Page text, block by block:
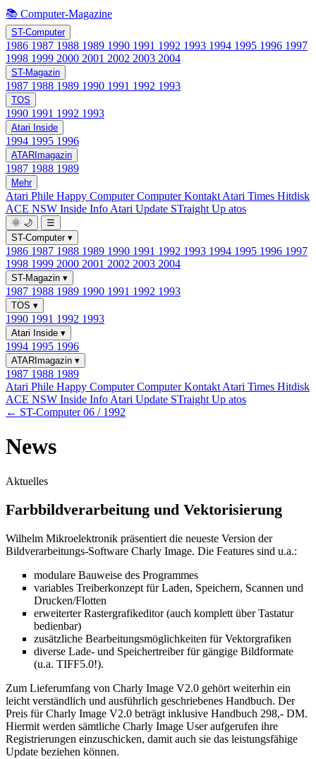
📚 Computer-Magazine
ST-Computer
1986 1987 1988 1989 1990 1991 1992 1993 1994 1995 1996 1997
1998 1999 2000 2001 2002 2003 2004
ST-Magazin
1987 1988 1989 1990 1991 1992 1993
TOS
1990 1991 1992 1993
Atari Inside
1994 1995 1996
ATARImagazin
1987 1988 1989
Mehr
Atari Phile Happy ComputerComputer Kontakt Atari Times Hitdisk
ACE NSW Inside Info Atari Update STraight Up atos
🌞 🌙
☰
ST-Computer ▾
1986 1987 1988 1989 1990 1991 1992 1993 1994 1995 1996 1997
1998 1999 2000 2001 2002 2003 2004
ST-Magazin ▾
1987 1988 1989 1990 1991 1992 1993
TOS ▾
1990 1991 1992 1993
Atari Inside ▾
1994 1995 1996
ATARImagazin ▾
1987 1988 1989
Atari Phile Happy ComputerComputer Kontakt Atari Times Hitdisk
ACE NSW Inside Info Atari Update STraight Up atos
← ST-Computer 06 / 1992
News
Aktuelles
Farbbildverarbeitung und Vektorisierung
Wilhelm Mikroelektronik präsentiert die neueste Version der
Bildverarbeitungs-Software Charly Image. Die Features sind u.a.:
modulare Bauweise des Programmes
variables Treiberkonzept für Laden, Speichern, Scannen und
Drucken/Flotten
erweiterter Rastergrafikeditor (auch komplett über Tastatur
bedienbar)
zusätzliche Bearbeitungsmöglichkeiten für Vektorgrafiken
diverse Lade- und Speichertreiber für gängige Bildformate
(u.a. TIFF5.0!).
Zum Lieferumfang von Charly Image V2.0 gehört weiterhin ein
leicht verständlich und ausführlich geschriebenes Handbuch. Der
Preis für Charly Image V2.0 beträgt inklusive Handbuch 298,- DM.
Hiermit werden sämtliche Charly Image User aufgerufen ihre
Registrierungen einzuschicken, damit auch sie das leistungsfähige
Update beziehen können.